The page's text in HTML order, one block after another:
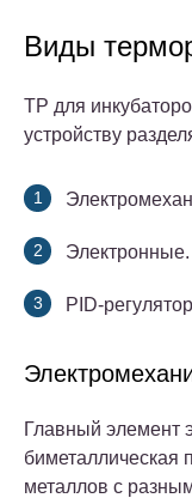
Виды
ТР для
устройству
Электронные.
PID-
Главный элемент
биметаллическая
металлов с